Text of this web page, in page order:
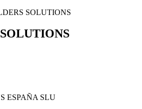
SOLUTIONS
ESPAÑA SLU